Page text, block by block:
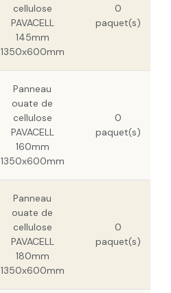
cellulose
PAVACELL
145mm
1350x600mm
0
paquet(s)
Panneau
ouate de
cellulose
PAVACELL
160mm
1350x600mm
0
paquet(s)
Panneau
ouate de
cellulose
PAVACELL
180mm
1350x600mm
0
paquet(s)